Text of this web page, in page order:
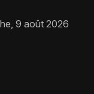
9 août 2026